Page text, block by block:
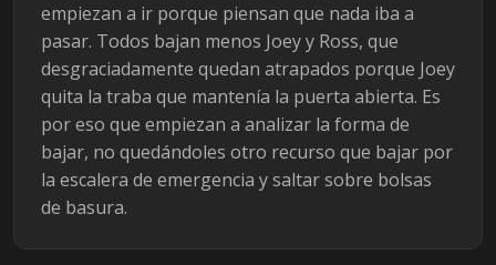
empiezan a ir porque piensan que nada iba a
pasar. Todos bajan menos Joey y Ross, que
desgraciadamente quedan atrapados porque Joey
quita la traba que mantenía la puerta abierta. Es
por eso que empiezan a analizar la forma de
bajar, no quedándoles otro recurso que bajar por
la escalera de emergencia y saltar sobre bolsas
de basura.